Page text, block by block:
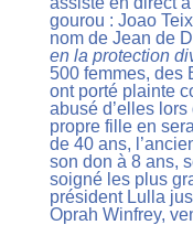
gourou : Joao
nom de Jean de
en la protection
500 femmes, des
ont porté plainte
abusé d’elles
propre fille en
de 40 ans,
son don à 8 ans,
soigné les plus
président Lulla
Oprah Winfrey,